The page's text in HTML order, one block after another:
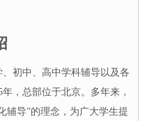
初中、高中学科辅导以及各
，总部位于北京。多年来，
辅导”的理念，为广大学生提